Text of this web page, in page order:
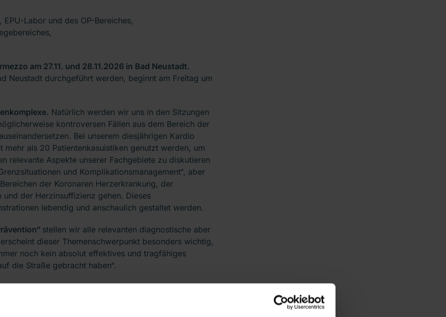
Labor und des OP-Bereiches,
am 27.11. und 28.11.2026 in Bad Neustadt.
Neustadt durchgeführt werden, beginnt am Freitag um
Natürlich werden wir uns in den Sitzungen
kontroversen Fällen aus dem Bereich der
Bei unserem diesjährigen Kardio
als 20 Patientenkasuistiken genutzt werden, um
relevante Aspekte unserer Fachgebiete zu diskutieren
und Komplikationsmanagement“, aber
der Koronaren Herzerkrankung, der
der Herzinsuffizienz gehen. Dieses
lebendig und anschaulich gestaltet werden.
stellen wir alle relevanten diagnostische aber
dieser Themenschwerpunkt besonders wichtig,
noch kein absolut effektives und tragfähiges
die Straße gebracht haben“.
in Deutschland seit drei bis vier Jahren sind
beim diesjährigen Kardio-Intermezzo aufzugreifen,